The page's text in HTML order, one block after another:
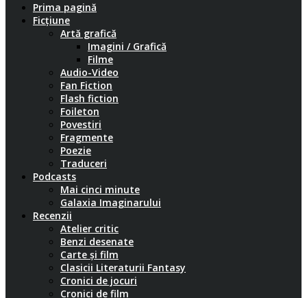
Prima pagină
Ficțiune
Artă grafică
Imagini / Grafică
Filme
Audio-Video
Fan Fiction
Flash fiction
Foileton
Povestiri
Fragmente
Poezie
Traduceri
Podcasts
Mai cinci minute
Galaxia Imaginarului
Recenzii
Atelier critic
Benzi desenate
Carte și film
Clasicii Literaturii Fantasy
Cronici de jocuri
Cronici de film